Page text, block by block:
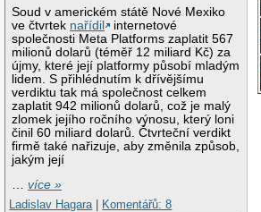
Soud v americkém státě Nové Mexiko
ve čtvrtek nařídil
internetové
společnosti Meta Platforms zaplatit 567
milionů dolarů (téměř 12 miliard Kč) za
újmy, které její platformy působí mladým
lidem. S přihlédnutím k dřívějšímu
verdiktu tak má společnost celkem
zaplatit 942 milionů dolarů, což je malý
zlomek jejího ročního výnosu, který loni
činil 60 miliard dolarů. Čtvrteční verdikt
firmě také nařizuje, aby změnila způsob,
jakým její
…více »
Ladislav Hagara
Komentářů: 8